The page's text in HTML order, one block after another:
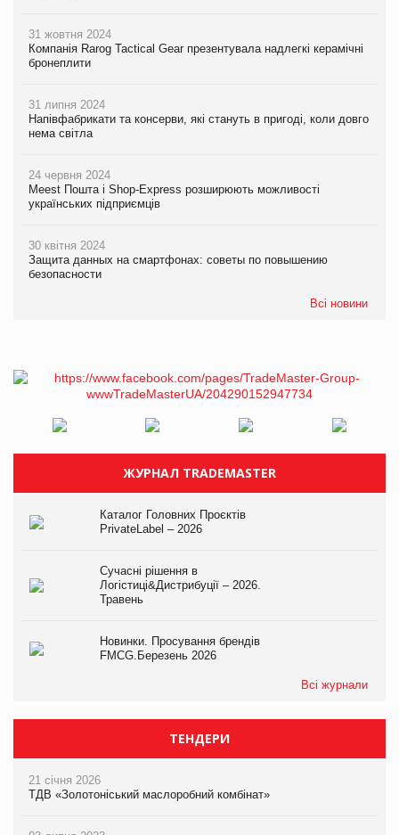
31 жовтня 2024
Компанія Rarog Tactical Gear презентувала надлегкі керамічні
бронеплити
31 липня 2024
Напівфабрикати та консерви, які стануть в пригоді, коли довго
нема світла
24 червня 2024
Meest Пошта і Shop-Express розширюють можливості
українських підприємців
30 квітня 2024
Защита данных на смартфонах: советы по повышению
безопасности
Всі новини
ЖУРНАЛ TRADEMASTER
Каталог Головних Проєктів
PrivateLabel – 2026
Сучасні рішення в
Логістиці&Дистрибуції – 2026.
Травень
Новинки. Просування брендів
FMCG.Березень 2026
Всі журнали
ТЕНДЕРИ
21 січня 2026
ТДВ «Золотоніський маслоробний комбінат»